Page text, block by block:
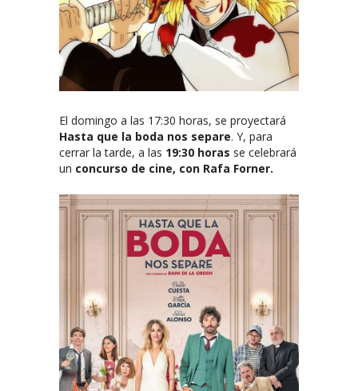
El domingo a las 17:30 horas, se proyectará
Hasta que la boda nos separe. Y, para
cerrar la tarde, a las 19:30 horas se celebrará
un concurso de cine, con Rafa Forner.